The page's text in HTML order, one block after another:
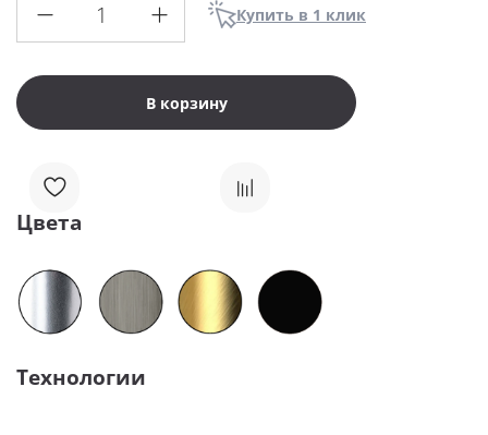
В корзину
Купить в 1 клик
Цвета
Технологии